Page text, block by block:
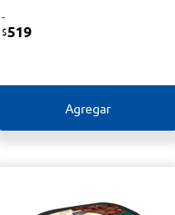
-
$519
Agregar